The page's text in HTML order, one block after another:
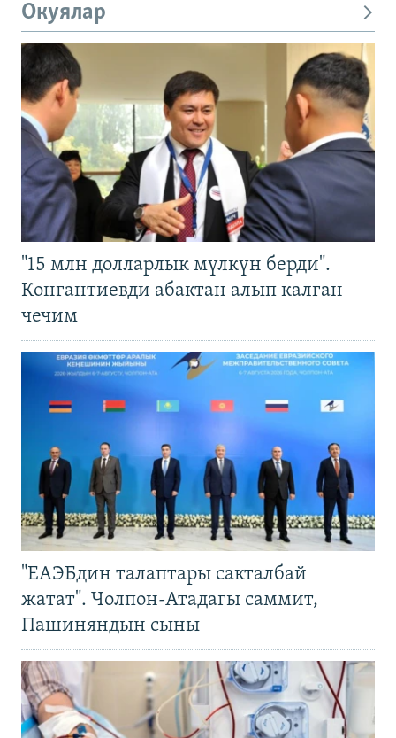
Окуялар
"15 млн долларлык мүлкүн берди".
Конгантиевди абактан алып калган
чечим
"ЕАЭБдин талаптары сакталбай
жатат". Чолпон-Атадагы саммит,
Пашиняндын сыны